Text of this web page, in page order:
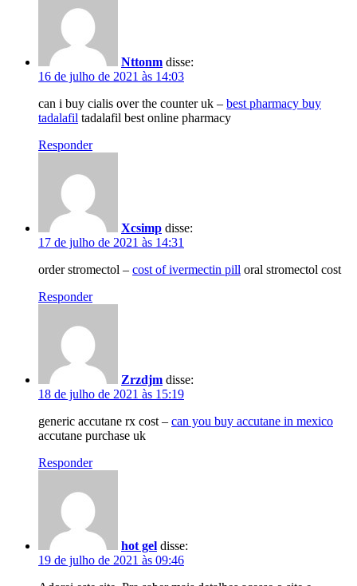
Nttonm disse:
16 de julho de 2021 às 14:03
can i buy cialis over the counter uk – best pharmacy buy
tadalafil tadalafil best online pharmacy
Responder
Xcsimp disse:
17 de julho de 2021 às 14:31
order stromectol – cost of ivermectin pill oral stromectol cost
Responder
Zrzdjm disse:
18 de julho de 2021 às 15:19
generic accutane rx cost – can you buy accutane in mexico
accutane purchase uk
Responder
hot gel disse:
19 de julho de 2021 às 09:46